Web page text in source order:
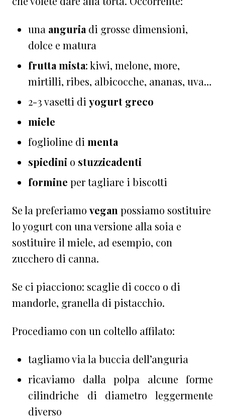
una anguria di grosse dimensioni,
dolce e matura
frutta mista: kiwi, melone, more,
mirtilli, ribes, albicocche, ananas, uva…
2-3 vasetti di yogurt greco
miele
foglioline di menta
spiedini o stuzzicadenti
formine per tagliare i biscotti
Se la preferiamo vegan possiamo sostituire
lo yogurt con una versione alla soia e
sostituire il miele, ad esempio, con
zucchero di canna.
Se ci piacciono: scaglie di cocco o di
mandorle, granella di pistacchio.
Procediamo con un coltello affilato:
tagliamo via la buccia dell’anguria
ricaviamo dalla polpa alcune forme
cilindriche di diametro leggermente
diverso